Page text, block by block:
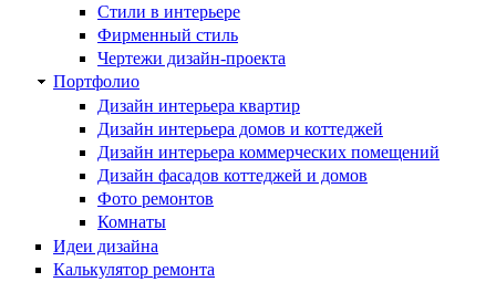
Стили в интерьере
Фирменный стиль
Чертежи дизайн-проекта
Портфолио
Дизайн интерьера квартир
Дизайн интерьера домов и коттеджей
Дизайн интерьера коммерческих помещений
Дизайн фасадов коттеджей и домов
Фото ремонтов
Комнаты
Идеи дизайна
Калькулятор ремонта